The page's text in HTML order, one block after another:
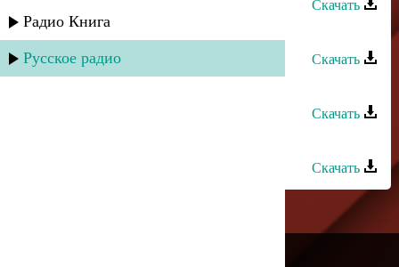
Радио Книга
Русское радио
Скачать
Гапцах группа - Мад лугьумир
Скачать
Скачать
Скачать